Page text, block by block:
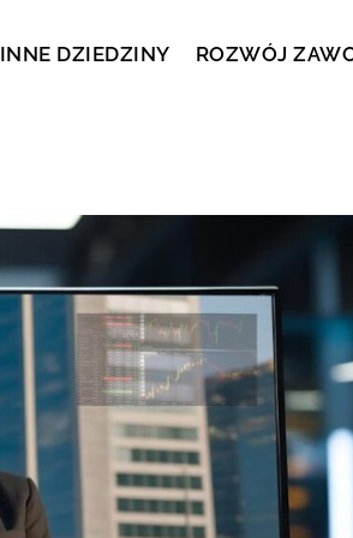
INNE DZIEDZINY ROZWÓJ